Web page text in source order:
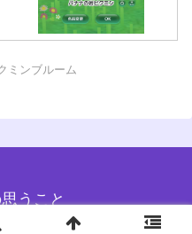
ミンブルーム
うこと
うこと All Rights Reserved.